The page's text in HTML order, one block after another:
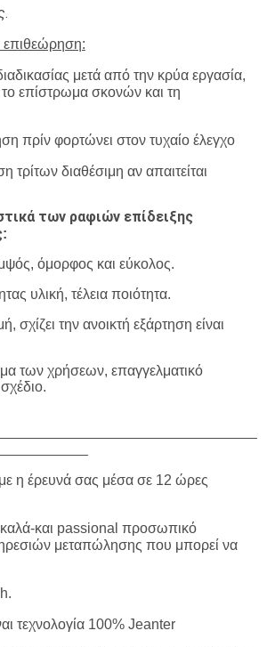
μετά από την κρύα εργασία,
επίστρωμα σκονών και τη
πρίν φορτώνει στον τυχαίο έλεγχο
τρίτων διαθέσιμη αν απαιτείται
των ραφιών επίδειξης
:
όμορφος και εύκολος.
υλική, τέλεια ποιότητα.
την ανοικτή εξάρτηση είναι
των χρήσεων, επαγγελματικό
η έρευνά σας μέσα σε 12 ώρες
καλά-και passional προσωπικό
μεταπώλησης που μπορεί να
τεχνολογία 100% Jeanter